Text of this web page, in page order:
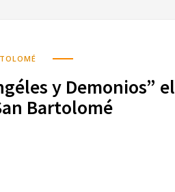
y Demonios” el
Bartolomé